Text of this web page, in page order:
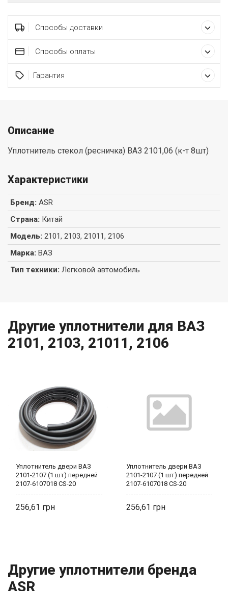
Способы доставки
Способы оплаты
Гарантия
Описание
Уплотнитель стекол (ресничка) ВАЗ 2101,06 (к-т 8шт)
Характеристики
Бренд: ASR
Страна: Китай
Модель: 2101, 2103, 21011, 2106
Марка: ВАЗ
Тип техники: Легковой автомобиль
Другие уплотнители для ВАЗ
2101, 2103, 21011, 2106
Уплотнитель двери ВАЗ
2101-2107 (1 шт) передней
2107-6107018 CS-20
256,61
Уплотнитель двери ВАЗ
2101-2107 (1 шт) передней
2107-6107018 CS-20
256,61
Другие уплотнители бренда
ASR